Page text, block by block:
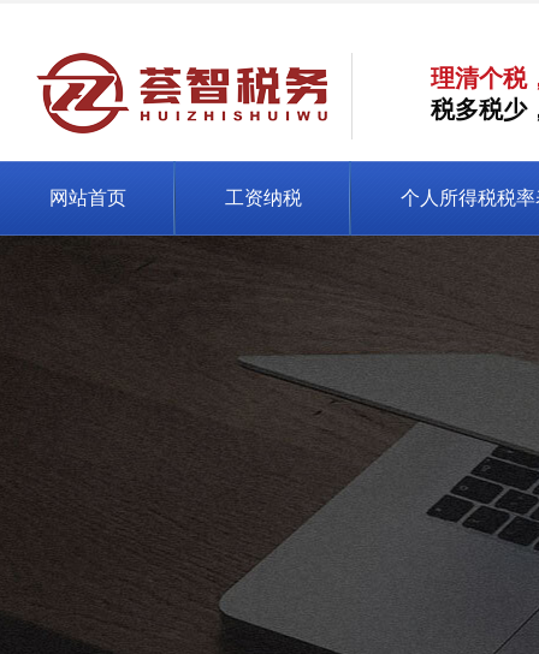
理清个税
税多税少
网站首页 工资纳税 个人所得税税率